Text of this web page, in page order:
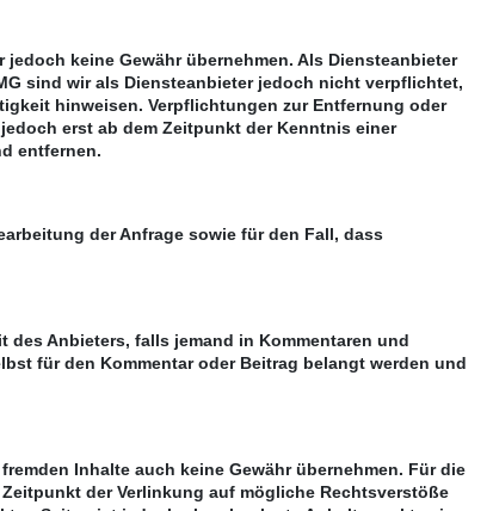
keine Gewähr übernehmen. Als Diensteanbieter
sind wir als Diensteanbieter jedoch nicht verpflichtet,
hinweisen. Verpflichtungen zur Entfernung oder
erst ab dem Zeitpunkt der Kenntnis einer
entfernen.
der Anfrage sowie für den Fall, dass
des Anbieters, falls jemand in Kommentaren und
für den Kommentar oder Beitrag belangt werden und
Inhalte auch keine Gewähr übernehmen. Für die
der Verlinkung auf mögliche Rechtsverstöße